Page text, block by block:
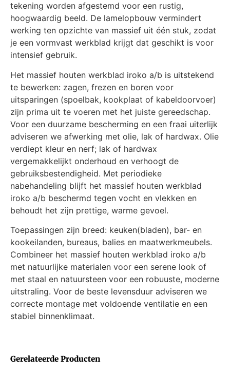
Gerelateerde Producten
tekening worden afgestemd voor een rustig,
hoogwaardig beeld. De lamelopbouw vermindert
werking ten opzichte van massief uit één stuk, zodat
je een vormvast werkblad krijgt dat geschikt is voor
intensief gebruik.
Het massief houten werkblad iroko a/b is uitstekend
te bewerken: zagen, frezen en boren voor
uitsparingen (spoelbak, kookplaat of kabeldoorvoer)
zijn prima uit te voeren met het juiste gereedschap.
Voor een duurzame bescherming en een fraai uiterlijk
adviseren we afwerking met olie, lak of hardwax. Olie
verdiept kleur en nerf; lak of hardwax
vergemakkelijkt onderhoud en verhoogt de
gebruiksbestendigheid. Met periodieke
nabehandeling blijft het massief houten werkblad
iroko a/b beschermd tegen vocht en vlekken en
behoudt het zijn prettige, warme gevoel.
Toepassingen zijn breed: keuken(bladen), bar- en
kookeilanden, bureaus, balies en maatwerkmeubels.
Combineer het massief houten werkblad iroko a/b
met natuurlijke materialen voor een serene look of
met staal en natuursteen voor een robuuste, moderne
uitstraling. Voor de beste levensduur adviseren we
correcte montage met voldoende ventilatie en een
stabiel binnenklimaat.